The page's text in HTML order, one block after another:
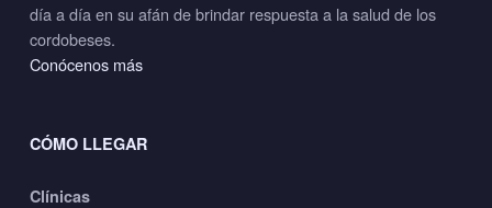
día a día en su afán de brindar respuesta a la salud de los
cordobeses.
Conócenos más
CÓMO LLEGAR
Clínicas